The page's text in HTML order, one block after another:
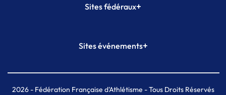
Sites fédéraux+
Plateforme Formation
Sites événements+
Meeting de Paris indoor
MAIF Ekiden de Paris
2026- Fédération Française d'Athlétisme - Tous Droits Réservés